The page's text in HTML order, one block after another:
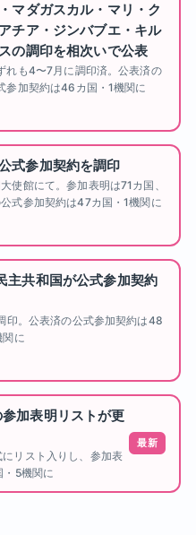
マダガスカル・マリ・ク
チア・ジンバブエ・キル
の調印を相次いで公表
れも4〜7月に調印済。公表済の
参加契約は46カ国・1機関に
式参加契約を調印
使館にて。参加表明は71カ国、
式参加契約は47カ国・1機関に
主共和国が公式参加契約
印。公表済の公式参加契約は48
関に
加表明リストが更
リスト入りし、参加表
・5機関に
最新